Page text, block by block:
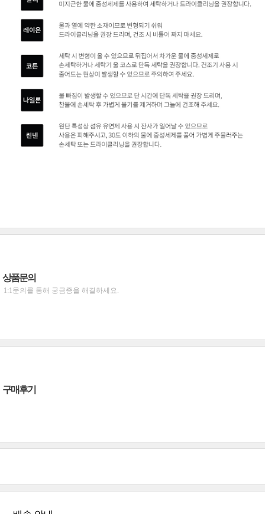
상품문의
1:1문의를 통해 궁금증을 해결하세요.
구매후기